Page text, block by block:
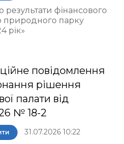
результати фінансового
природного парку
рік»
повідомлення
рішення
палати від
№ 18-2
31.07.2026 10:22